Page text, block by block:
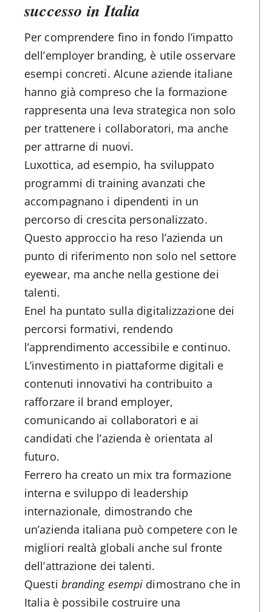
successo in Italia
Per comprendere fino in fondo l’impatto
dell’employer branding, è utile osservare
esempi concreti. Alcune aziende italiane
hanno già compreso che la formazione
rappresenta una leva strategica non solo
per trattenere i collaboratori, ma anche
per attrarne di nuovi.
Luxottica, ad esempio, ha sviluppato
programmi di training avanzati che
accompagnano i dipendenti in un
percorso di crescita personalizzato.
Questo approccio ha reso l’azienda un
punto di riferimento non solo nel settore
eyewear, ma anche nella gestione dei
talenti.
Enel ha puntato sulla digitalizzazione dei
percorsi formativi, rendendo
l’apprendimento accessibile e continuo.
L’investimento in piattaforme digitali e
contenuti innovativi ha contribuito a
rafforzare il brand employer,
comunicando ai collaboratori e ai
candidati che l’azienda è orientata al
futuro.
Ferrero ha creato un mix tra formazione
interna e sviluppo di leadership
internazionale, dimostrando che
un’azienda italiana può competere con le
migliori realtà globali anche sul fronte
dell’attrazione dei talenti.
Questi branding esempi dimostrano che in
Italia è possibile costruire una